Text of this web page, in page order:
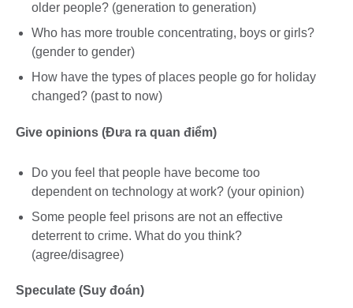
older people? (generation to generation)
Who has more trouble concentrating, boys or girls?
(gender to gender)
How have the types of places people go for holiday
changed? (past to now)
Give opinions (Đưa ra quan điểm)
Do you feel that people have become too
dependent on technology at work? (your opinion)
Some people feel prisons are not an effective
deterrent to crime. What do you think?
(agree/disagree)
Speculate (Suy đoán)